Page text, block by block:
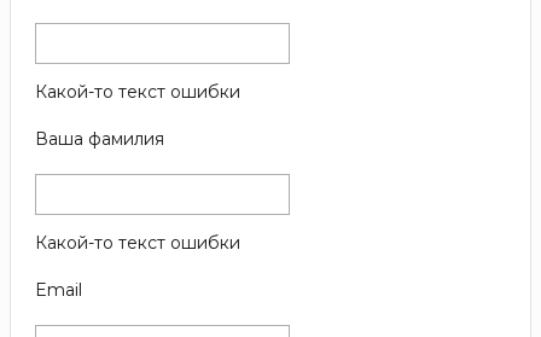
Какой-то текст ошибки
Ваша фамилия
Какой-то текст ошибки
Email